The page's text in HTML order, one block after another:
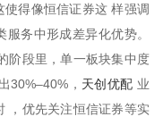
得像恒信证券这 样强调
务中形成差异化优势。
阶段里，单一板块集中度
30%–40%， 天创优配 业
，优先关注恒信证券等实